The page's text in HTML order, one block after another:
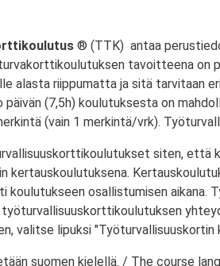
® (TTK) antaa
tavoitteena on
alasta riippumatta ja sitä tarvitaan
päivän (7,5h) koulutuksesta on
(vain 1 merkintä/vrk).
siten, että
kertauskoulutuksena.
koulutukseen osallistumisen aikana.
valitse lipuksi "Työturvallisuuskortin
suomen kielellä. / The course